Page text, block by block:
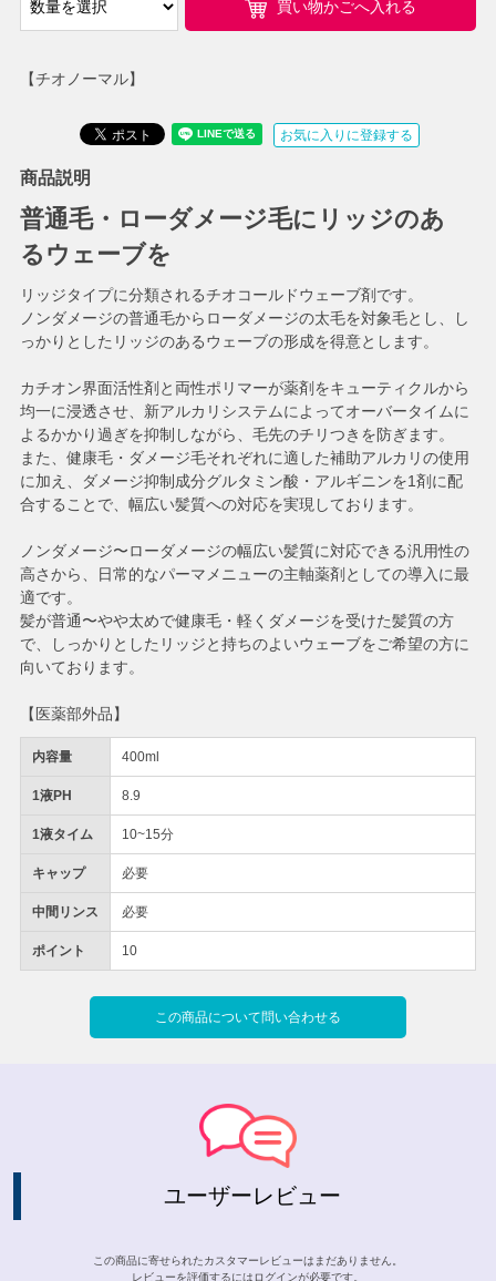
【チオノーマル】
内容量 400ml
1液PH 8.9
1液タイム 10~15分
キャップ 必要
中間リンス 必要
ポイント 10
買い物かごへ入れる
お気に入りに登録する
この商品について問い合わせる
商品説明
普通毛・ローダメージ毛にリッジのあ
るウェーブを
リッジタイプに分類されるチオコールドウェーブ剤です。
ノンダメージの普通毛からローダメージの太毛を対象毛とし、し
っかりとしたリッジのあるウェーブの形成を得意とします。
カチオン界面活性剤と両性ポリマーが薬剤をキューティクルから
均一に浸透させ、新アルカリシステムによってオーバータイムに
よるかかり過ぎを抑制しながら、毛先のチリつきを防ぎます。
また、健康毛・ダメージ毛それぞれに適した補助アルカリの使用
に加え、ダメージ抑制成分グルタミン酸・アルギニンを1剤に配
合することで、幅広い髪質への対応を実現しております。
ノンダメージ〜ローダメージの幅広い髪質に対応できる汎用性の
高さから、日常的なパーマメニューの主軸薬剤としての導入に最
適です。
髪が普通〜やや太めで健康毛・軽くダメージを受けた髪質の方
で、しっかりとしたリッジと持ちのよいウェーブをご希望の方に
向いております。
【医薬部外品】
ユーザーレビュー
この商品に寄せられたカスタマーレビューはまだありません。
レビューを評価するには ログインが必要です。